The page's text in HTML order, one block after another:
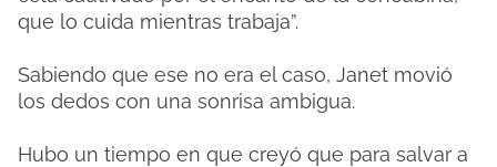
que lo cuida mientras trabaja”.
Sabiendo que ese no era el caso, Janet movió
los dedos con una sonrisa ambigua.
Hubo un tiempo en que creyó que para salvar a